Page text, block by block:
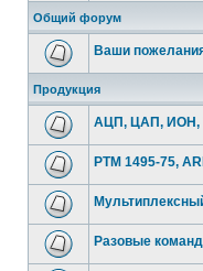
Общий форум
Ваши
Продукция
АЦП, ЦАП, ИОН,
РТМ 1495-75,
Разовые